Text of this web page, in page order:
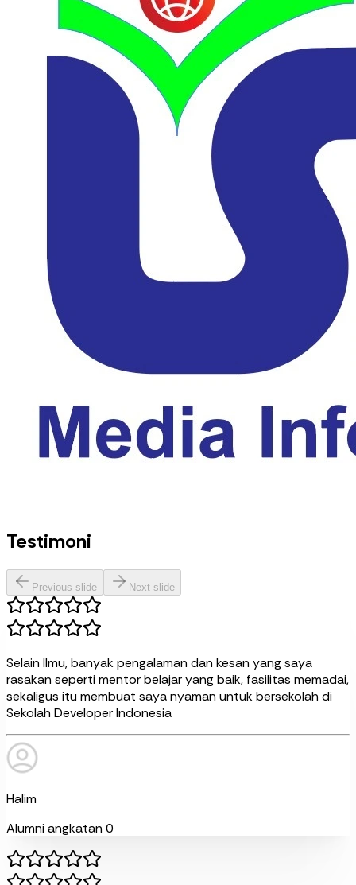
Testimoni
Previous slide Next slide
Selain Ilmu, banyak pengalaman dan kesan yang saya
rasakan seperti mentor belajar yang baik, fasilitas memadai,
sekaligus itu membuat saya nyaman untuk bersekolah di
Sekolah Developer Indonesia
Halim
Alumni angkatan 0